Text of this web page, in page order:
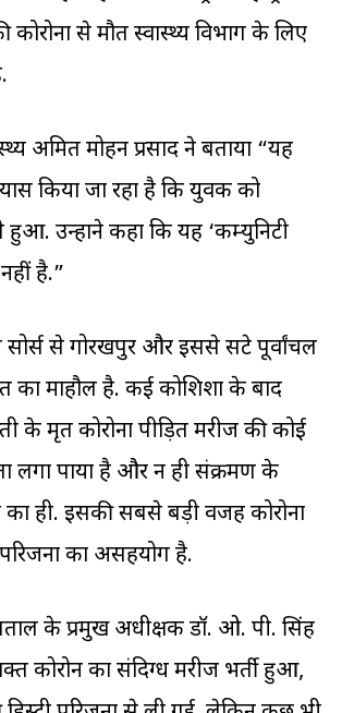
से मौत स्वास्थ्य विभाग के लिए
अमित मोहन प्रसाद ने बताया “यह
किया जा रहा है कि युवक को
उन्होंने कहा कि यह ‘कम्युनिटी
है.”
सोर्स से गोरखपुर और इससे सटे पूर्वांचल
का माहौल है. कई कोशिशों के बाद
के मृत कोरोना पीड़ित मरीज की कोई
लगा पाया है और न ही संक्रमण के
का ही. इसकी सबसे बड़ी वजह कोरोना
का असहयोग है.
के प्रमुख अधीक्षक डॉ. ओ. पी. सिंह
कोरोन का संदिग्ध मरीज भर्ती हुआ,